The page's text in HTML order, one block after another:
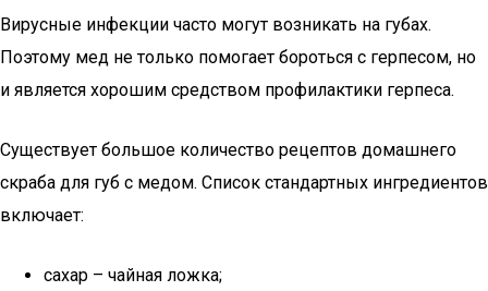
Вирусные инфекции часто могут возникать на губах.
Поэтому мед не только помогает бороться с герпесом, но
и является хорошим средством профилактики герпеса.
Существует большое количество рецептов домашнего
скраба для губ с медом. Список стандартных ингредиентов
включает:
сахар – чайная ложка;